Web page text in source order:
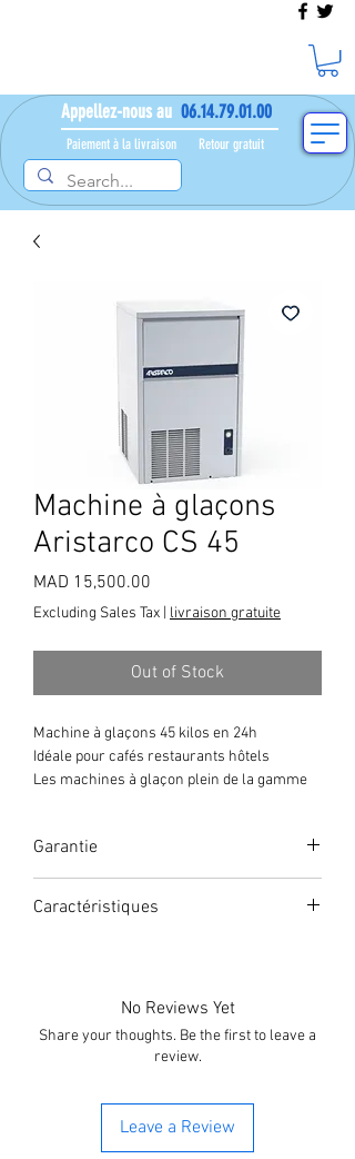
Appellez-nous au 06.14.79.01.00
Paiement à la livraison​ ​ Retour gratuit
Machine à glaçons
Aristarco CS 45
MAD 15,500.00
Excluding Sales Tax livraison gratuite
Out of Stock
Machine à glaçons 45 kilos en 24h
Idéale pour cafés restaurants hôtels
Les machines à glaçon plein de la gamme
gamme de la gamme Aristarco.
Garantie
Caractéristiques
Type de glaçon: plein 36 gr
Condensation: air/eau
Puissance totale: 600 W
No Reviews Yet
Share your thoughts. Be the first to leave a
review.
Leave a Review